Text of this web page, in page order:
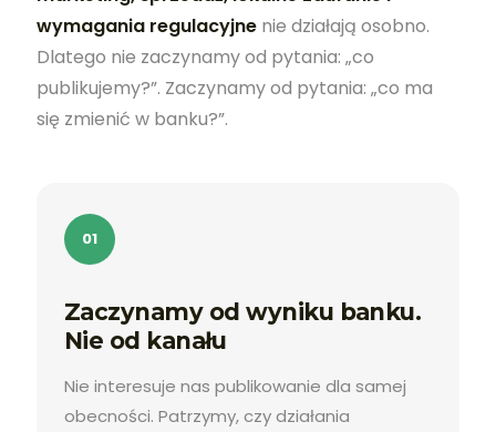
wymagania regulacyjne nie działają osobno.
Dlatego nie zaczynamy od pytania: „co
publikujemy?”. Zaczynamy od pytania: „co ma
się zmienić w banku?”.
01
Zaczynamy od wyniku banku.
Nie od kanału
Nie interesuje nas publikowanie dla samej
obecności. Patrzymy, czy działania